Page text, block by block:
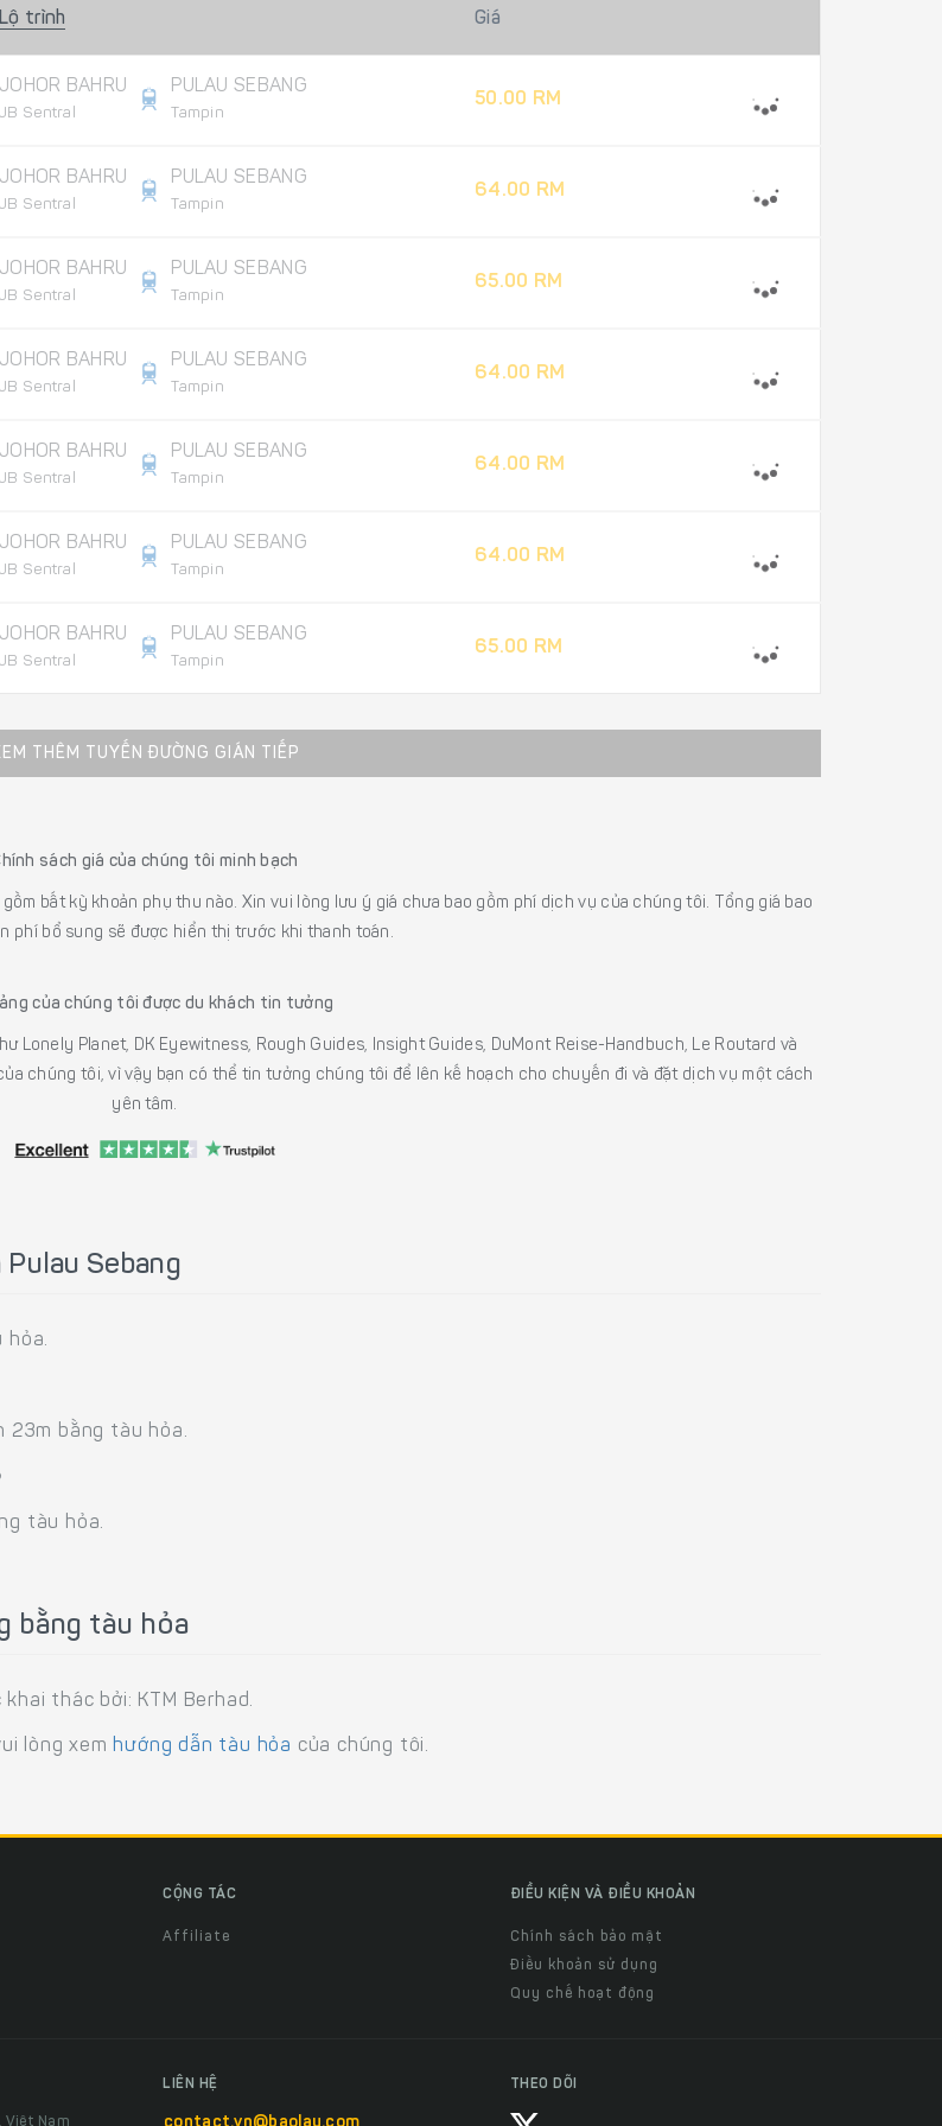
Lộ trình Giá
JOHOR BAHRU
JB Sentral
PULAU SEBANG
Tampin
50.00 RM
JOHOR BAHRU
JB Sentral
PULAU SEBANG
Tampin
64.00 RM
JOHOR BAHRU
JB Sentral
PULAU SEBANG
Tampin
65.00 RM
JOHOR BAHRU
JB Sentral
PULAU SEBANG
Tampin
64.00 RM
JOHOR BAHRU
JB Sentral
PULAU SEBANG
Tampin
64.00 RM
JOHOR BAHRU
JB Sentral
PULAU SEBANG
Tampin
64.00 RM
JOHOR BAHRU
JB Sentral
PULAU SEBANG
Tampin
65.00 RM
THÊM TUYẾN ĐƯỜNG GIÁN TIẾP
sách giá của chúng tôi minh bạch
bất kỳ khoản phụ thu nào. Xin vui lòng lưu ý giá chưa bao gồm phí dịch vụ của chúng tôi. Tổng giá bao
phí bổ sung sẽ được hiển thị trước khi thanh toán.
của chúng tôi được du khách tin tưởng
Lonely Planet, DK Eyewitness, Rough Guides, Insight Guides, DuMont Reise-Handbuch, Le Routard và
chúng tôi, vì vậy bạn có thể tin tưởng chúng tôi để lên kế hoạch cho chuyến đi và đặt dịch vụ một cách
yên tâm.
Sebang
hỏa.
23m bằng tàu hỏa.
tàu hỏa.
bằng tàu hỏa
thác bởi: KTM Berhad.
lòng xem hướng dẫn tàu hỏa của chúng tôi.
CỘNG TÁC
Affiliate
ĐIỀU KIỆN VÀ ĐIỀU KHOẢN
Chính sách bảo mật
Điều khoản sử dụng
Quy chế hoạt động
Việt Nam
LIÊN HỆ THEO DÕI